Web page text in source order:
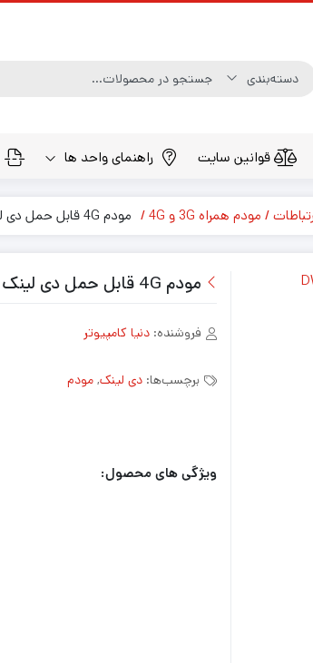
قوانین سایت راهنمای واحد ها
مودم همراه 3G و 4G مودم 4G قابل حمل دی لینک مدل DWR-932C-E1
مودم 4G قابل حمل دی لینک مدل DWR-932C-E1
فروشنده:دنیا کامپیوتر
برچسب‌ها:دی لینک,مودم
ویژگی های محصول: